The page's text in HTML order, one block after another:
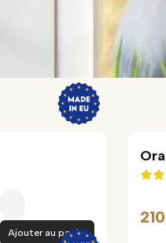
Ajouter au panier